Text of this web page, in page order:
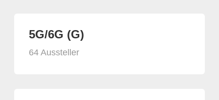
5G/6G (G)
64 Aussteller